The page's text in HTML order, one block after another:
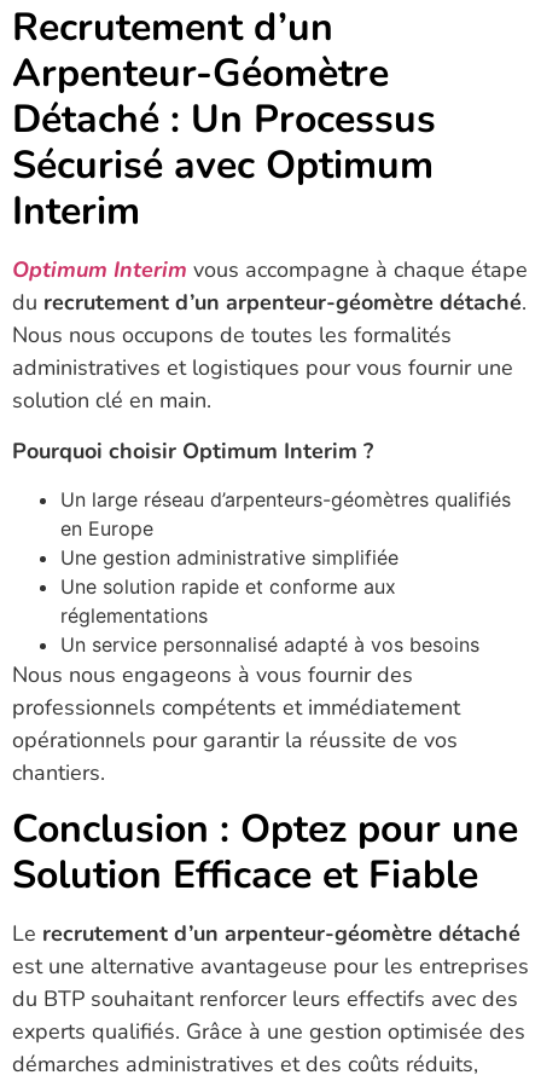
Recrutement d’un
Arpenteur-Géomètre
Détaché : Un Processus
Sécurisé avec Optimum
Interim
Optimum Interim vous accompagne à chaque étape
du recrutement d’un arpenteur-géomètre détaché.
Nous nous occupons de toutes les formalités
administratives et logistiques pour vous fournir une
solution clé en main.
Pourquoi choisir Optimum Interim ?
Un large réseau d’arpenteurs-géomètres qualifiés
en Europe
Une gestion administrative simplifiée
Une solution rapide et conforme aux
réglementations
Un service personnalisé adapté à vos besoins
Nous nous engageons à vous fournir des
professionnels compétents et immédiatement
opérationnels pour garantir la réussite de vos
chantiers.
Conclusion : Optez pour une
Solution Efficace et Fiable
Le recrutement d’un arpenteur-géomètre détaché
est une alternative avantageuse pour les entreprises
du BTP souhaitant renforcer leurs effectifs avec des
experts qualifiés. Grâce à une gestion optimisée des
démarches administratives et des coûts réduits,